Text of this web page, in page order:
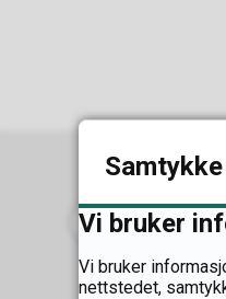
Abonner på RSS
Skriv ut Del
Samtykke
Vi bruker
Vi bruker
nettstedet,